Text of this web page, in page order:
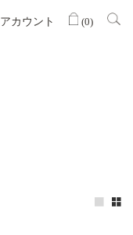
アカウント (0)